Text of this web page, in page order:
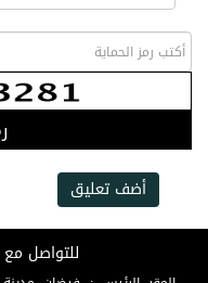
أضف تعليق
للتواصل مع